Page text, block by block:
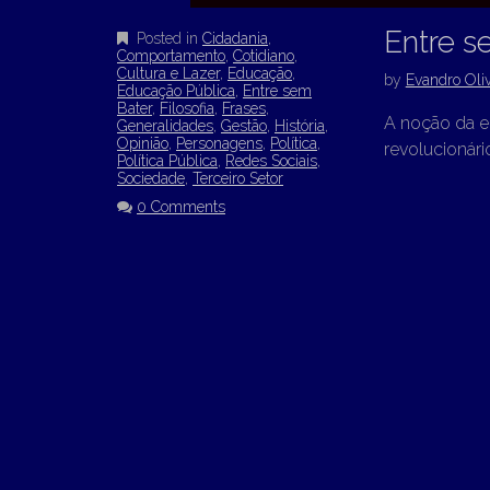
Posted in Cidadania
Comportamento Cotidiano
Cultura e Lazer, Educação
Educação Pública
Entre sem
Bater, Filosofia Frases
Generalidades Gestão História
Opinião Personagens Política
Política Pública
Redes Sociais
Sociedade Terceiro Setor
0 Comments
Entre
by Evandro
A noção da